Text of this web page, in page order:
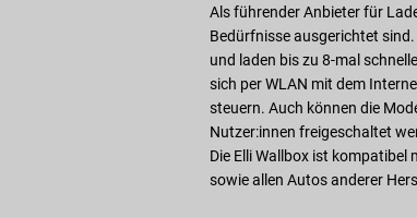
Als führender Anbieter für
Bedürfnisse ausgerichtet
und laden bis zu 8-mal
sich per WLAN mit dem
steuern. Auch können die
Nutzer:innen freigeschaltet
Die Elli Wallbox ist
sowie allen Autos anderer